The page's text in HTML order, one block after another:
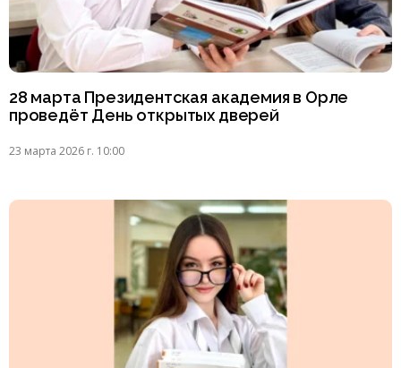
28 марта Президентская академия в Орле
проведёт День открытых дверей
23 марта 2026 г. 10:00